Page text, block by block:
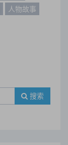
人物故事
搜索